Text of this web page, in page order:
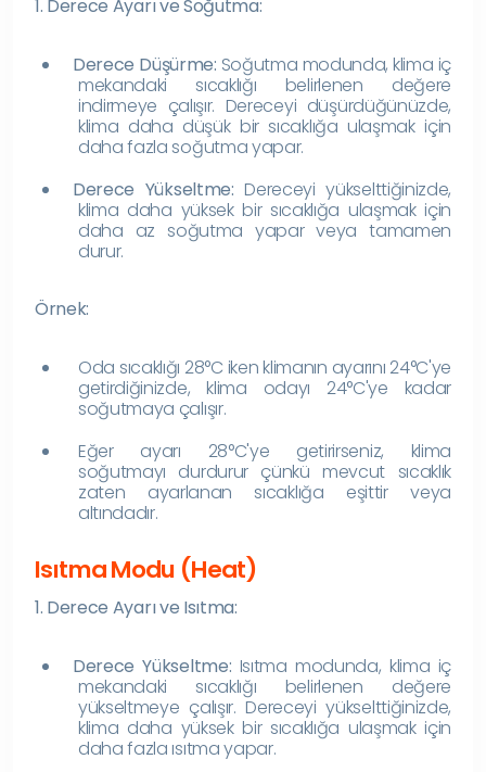
1. Derece Ayarı ve Soğutma:
Derece Düşürme: Soğutma modunda, klima iç
mekandaki sıcaklığı belirlenen değere
indirmeye çalışır. Dereceyi düşürdüğünüzde,
klima daha düşük bir sıcaklığa ulaşmak için
daha fazla soğutma yapar.
Derece Yükseltme: Dereceyi yükselttiğinizde,
klima daha yüksek bir sıcaklığa ulaşmak için
daha az soğutma yapar veya tamamen
durur.
Örnek:
Oda sıcaklığı 28°C iken klimanın ayarını 24°C'ye
getirdiğinizde, klima odayı 24°C'ye kadar
soğutmaya çalışır.
Eğer ayarı 28°C'ye getirirseniz, klima
soğutmayı durdurur çünkü mevcut sıcaklık
zaten ayarlanan sıcaklığa eşittir veya
altındadır.
Isıtma Modu (Heat)
1. Derece Ayarı ve Isıtma:
Derece Yükseltme: Isıtma modunda, klima iç
mekandaki sıcaklığı belirlenen değere
yükseltmeye çalışır. Dereceyi yükselttiğinizde,
klima daha yüksek bir sıcaklığa ulaşmak için
daha fazla ısıtma yapar.